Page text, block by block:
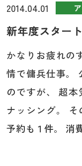
2014.04.01
新年度スター
かなりお疲れの
情で傭兵仕事。
のですが、 超
ナッシング。
予約も１件。 消